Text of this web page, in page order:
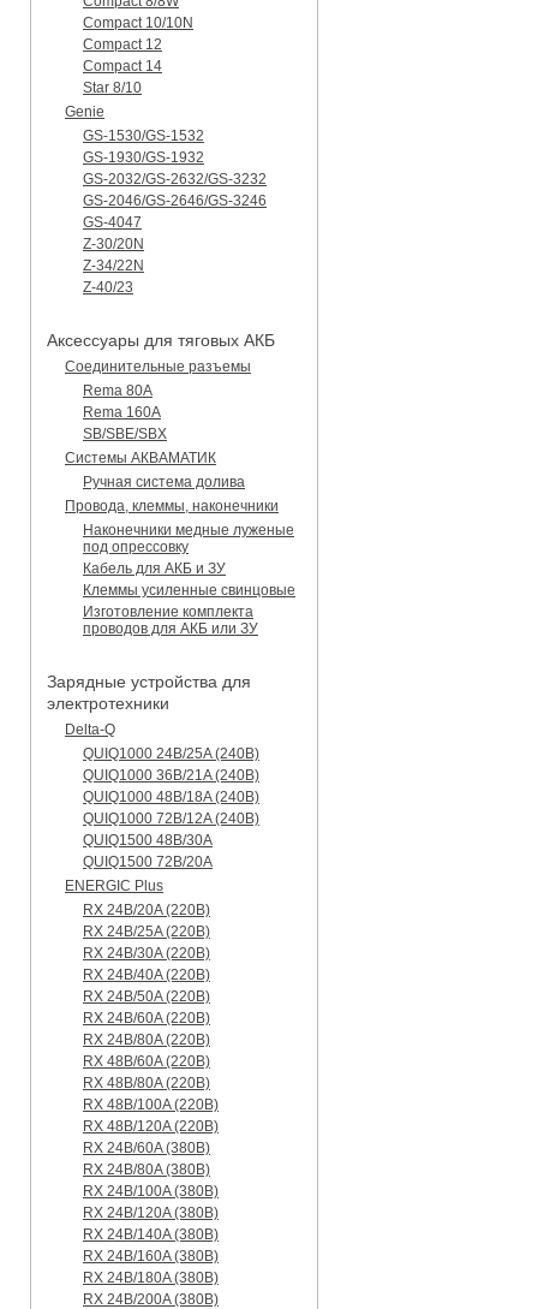
Compact 10/10N
Compact 12
Compact 14
Star 8/10
Genie
GS-1530/GS-1532
GS-1930/GS-1932
GS-2032/GS-2632/GS-3232
GS-2046/GS-2646/GS-3246
GS-4047
Z-30/20N
Z-34/22N
Z-40/23
Аксессуары для тяговых АКБ
Соединительные разъемы
Rema 80A
Rema 160A
SB/SBE/SBX
Системы АКВАМАТИК
Ручная система долива
Провода, клеммы, наконечники
Наконечники медные луженые
под опрессовку
Кабель для АКБ и ЗУ
Клеммы усиленные свинцовые
Изготовление комплекта
проводов для АКБ или ЗУ
Зарядные устройства для
электротехники
Delta-Q
QUIQ1000 24B/25A (240B)
QUIQ1000 36B/21A (240B)
QUIQ1000 48B/18A (240B)
QUIQ1000 72B/12A (240B)
QUIQ1500 48B/30A
QUIQ1500 72B/20A
ENERGIC Plus
RX 24B/20A (220B)
RX 24B/25A (220B)
RX 24B/30A (220B)
RX 24B/40A (220B)
RX 24B/50A (220B)
RX 24B/60A (220B)
RX 24B/80A (220B)
RX 48B/60A (220B)
RX 48B/80A (220B)
RX 48B/100A (220B)
RX 48B/120A (220B)
RX 24B/60A (380B)
RX 24B/80A (380B)
RX 24B/100A (380B)
RX 24B/120A (380B)
RX 24B/140A (380B)
RX 24B/160A (380B)
RX 24B/180A (380B)
RX 24B/200A (380B)